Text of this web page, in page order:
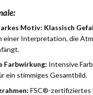
Motiv: Klassisch
einer Interpretation, die
Farbwirkung: Intensive
ein stimmiges Gesamtbild.
FSC®-zertifiziertes